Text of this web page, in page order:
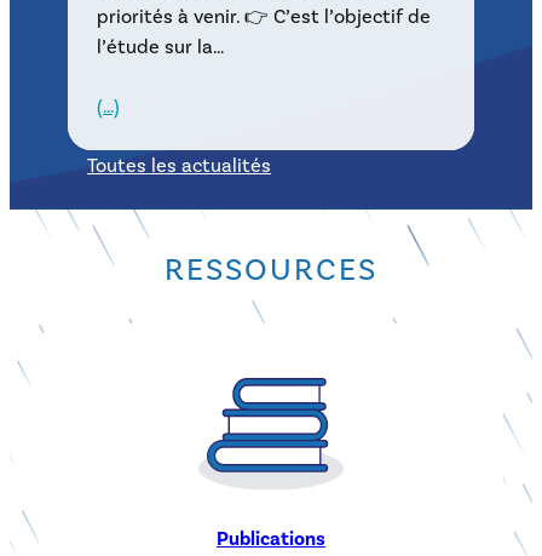
priorités à venir. 👉 C’est l’objectif de
l’étude sur la…
(…)
Toutes les actualités
RESSOURCES
Publications
Vous cherchez un article scientifique, un rapport de
recherche, une communication orale ?
Accédez à l’ensemble des productions scientifiques de